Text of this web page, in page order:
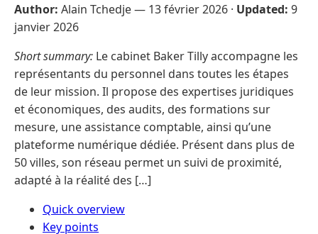
Author: Alain Tchedje — 13 février 2026 · Updated: 9
janvier 2026
Short summary: Le cabinet Baker Tilly accompagne les
représentants du personnel dans toutes les étapes
de leur mission. Il propose des expertises juridiques
et économiques, des audits, des formations sur
mesure, une assistance comptable, ainsi qu’une
plateforme numérique dédiée. Présent dans plus de
50 villes, son réseau permet un suivi de proximité,
adapté à la réalité des […]
Quick overview
Key points